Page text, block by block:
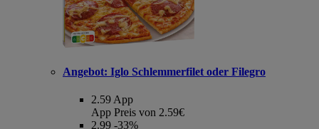
Angebot: Iglo Schlemmerfilet oder Filegro
2.59 App
App Preis von 2.59€
2.99 -33%